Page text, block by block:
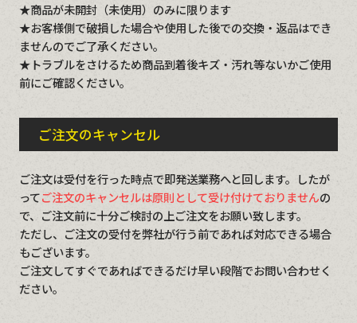
★商品が未開封（未使用）のみに限ります
★お客様側で破損した場合や使用した後での交換・返品はでき
ませんのでご了承ください。
★トラブルをさけるため商品到着後キズ・汚れ等ないかご使用
前にご確認ください。
ご注文のキャンセル
ご注文は受付を行った時点で即発送業務へと回します。したが
ってご注文のキャンセルは原則として受け付けておりませんの
で、ご注文前に十分ご検討の上ご注文をお願い致します。
ただし、ご注文の受付を弊社が行う前であれば対応できる場合
もございます。
ご注文してすぐであればできるだけ早い段階でお問い合わせく
ださい。